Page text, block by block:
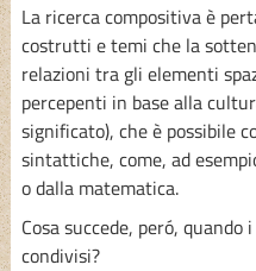
La ricerca compositiva è
costrutti e temi che la
relazioni tra gli elementi
percepenti in base alla
significato), che è possibile
sintattiche, come, ad
o dalla matematica.
Cosa succede, peró,
condivisi?